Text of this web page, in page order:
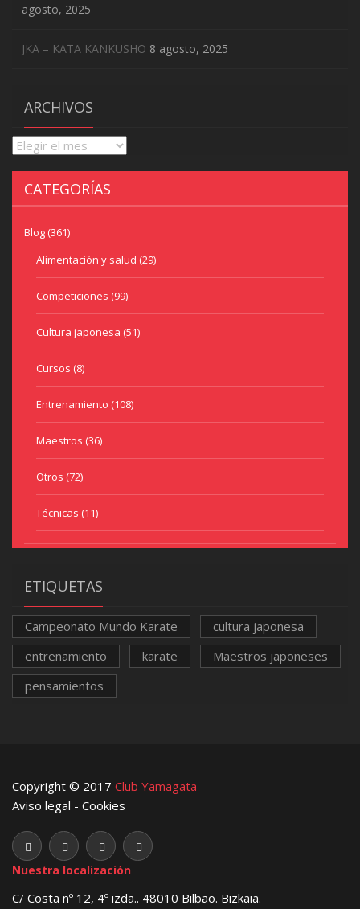
agosto, 2025
JKA – KATA KANKUSHO 8 agosto, 2025
ARCHIVOS
Archivos
CATEGORÍAS
Blog (361)
Alimentación y salud (29)
Competiciones (99)
Cultura japonesa (51)
Cursos (8)
Entrenamiento (108)
Maestros (36)
Otros (72)
Técnicas (11)
ETIQUETAS
Campeonato Mundo Karate
cultura japonesa
entrenamiento
karate
Maestros japoneses
pensamientos
Copyright © 2017 Club Yamagata
Aviso legal - Cookies
Nuestra localización
C/ Costa nº 12, 4º izda.. 48010 Bilbao. Bizkaia.